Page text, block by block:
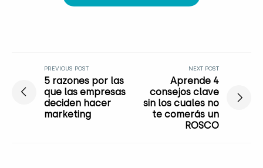
PREVIOUS POST
5 razones por las
que las empresas
deciden hacer
marketing
NEXT POST
Aprende 4
consejos clave
sin los cuales no
te comerás un
ROSCO